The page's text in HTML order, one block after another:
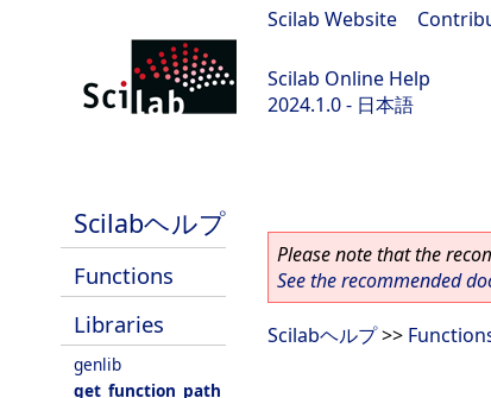
Scilab Website
Scilab Online Help
2024.1.0 - 日本語
Scilabヘルプ
Functions
Libraries
genlib
get_function_path
Please note that the
See the recommended
Scilabヘルプ>>